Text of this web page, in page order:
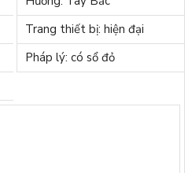
Trang thiết bị: hiện đại
Pháp lý: có sổ đỏ